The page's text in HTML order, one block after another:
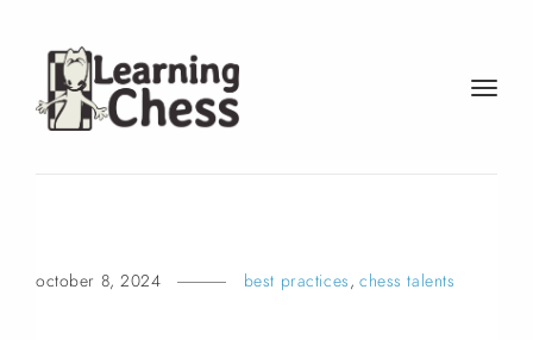
t
october 8, 2024 best practices, chess talents